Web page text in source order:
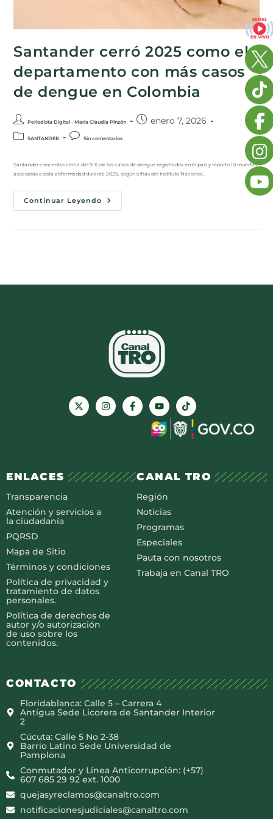
Santander cerró 2025 como el
departamento con más casos
de dengue en Colombia
Periodista Digital - María Claudia Pinzón enero 7, 2026
SANTANDER Sin comentarios
Santander concentró cerca del 9 % de los casos de dengue registrados en el país y reportó 10 muertes
asociadas a esta enfermedad durante 2025, según cifras del Instituto Nacional…
Continuar Leyendo
ENLACES
Transparencia
Atención y servicios a
la ciudadanía
PQRSD
Mapa de Sitio
Términos y condiciones
Política de privacidad y
tratamiento de datos
personales.
Política de derechos de
autor y/o autorización
de uso sobre los
contenidos.
CANAL TRO
Región
Noticias
Programas
Especiales
Pauta con nosotros
Trabaja en Canal TRO
CONTACTO
Floridablanca: Calle 5 – Carrera 4
Antigua Sede Licorera de Santander Interior
2
Cúcuta: Calle 5 No 2-38
Barrio Latino Sede Universidad de
Pamplona
Conmutador y Línea Anticorrupción: (+57)
607 685 29 92 ext. 1000
quejasyreclamos@canaltro.com
notificacionesjudiciales@canaltro.com